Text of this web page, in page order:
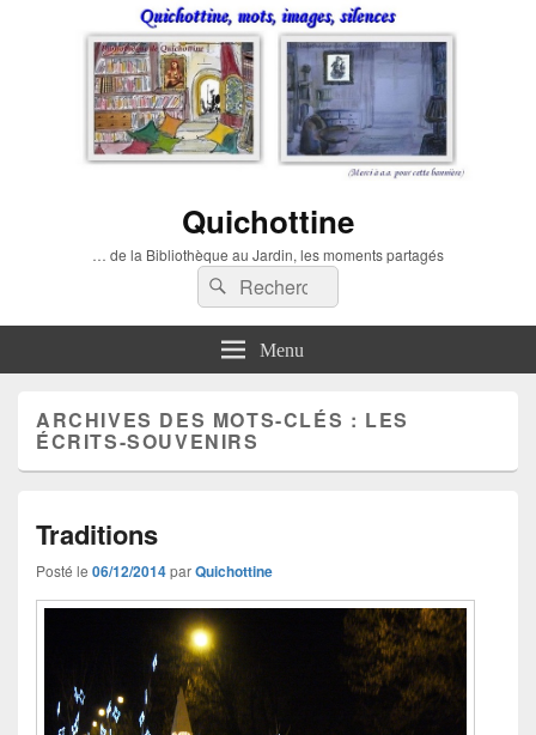
Quichottine
… de la Bibliothèque au Jardin, les moments partagés
Recherche :
Rechercher
Menu
ARCHIVES DES MOTS-CLÉS : LES
ÉCRITS-SOUVENIRS
Traditions
Posté le 06/12/2014parQuichottine